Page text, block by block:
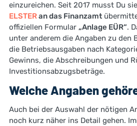
einzureichen. Seit 2017 musst Du sie
ELSTERan das Finanzamt
offiziellen Formular „Anlage EÜR“.
unter anderem die Angaben zu den
die Betriebsausgaben nach
Gewinns, die Abschreibungen und
Investitionsabzugsbeträge.
Welche Angaben
Auch bei der Auswahl der nötigen
noch kurz näher ins Detail gehen.